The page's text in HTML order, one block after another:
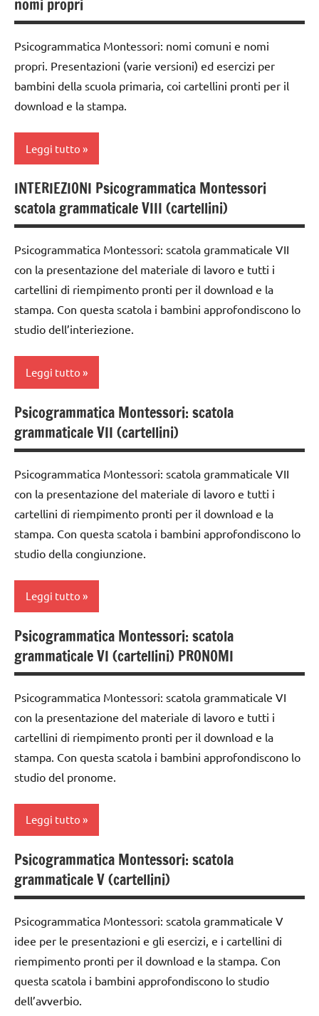
TUTTI GLI
ARGOMENTI
TUTTI GLI
ARTICOLI
1a
classe
materiali
dai
3 ai
6
dai
disegni
DOWNLOAD
GUIDA
DIDATTICA
MONTESSORI
italiano
lettura e
scrittura
Montessori
MONTESSORI
nomenclature
Montessori
psicogrammatica
Montessori
TUTTI GLI
ARGOMENTI
PER ETA'
TUTTI GLI
ARTICOLI
grammaticale
Montessori
classe
1a
classe
2a
3a
dai
anni
grammatica
GUIDA
DIDATTICA
MONTESSORI
italiano
materiale
nomenclature
Montessori
psicogrammatica
Montessori
TUTTI GLI
ARGOMENTI
PER ETA'
ARTICOLI
nomi propri
Psicogrammatica Montessori: nomi comuni e nomi
propri. Presentazioni (varie versioni) ed esercizi per
bambini della scuola primaria, coi cartellini pronti per il
download e la stampa.
Leggi tutto
analisi
grammaticale
Montessori
classe
1a
classe
2a
3a
anni
grammatica
GUIDA
DIDATTICA
MONTESSORI
LINGUAGGIO
MONTESSORI
materiale
didattico
Montessori
psicogrammatica
ARTICOLI
INTERIEZIONI Psicogrammatica Montessori
scatola grammaticale VIII (cartellini)
Psicogrammatica Montessori: scatola grammaticale VII
con la presentazione del materiale di lavoro e tutti i
cartellini di riempimento pronti per il download e la
stampa. Con questa scatola i bambini approfondiscono lo
studio dell’interiezione.
Leggi tutto
analisi
grammaticale
Montessori
classe
1a
classe
2a
3a
Montessori
dai
anni
DOWNLOAD
grammatica
GUIDA
DIDATTICA
MONTESSORI
LINGUAGGIO
MONTESSORI
materiale
nomenclature
Montessori
psicogrammatica
Psicogrammatica Montessori: scatola
grammaticale VII (cartellini)
Psicogrammatica Montessori: scatola grammaticale VII
con la presentazione del materiale di lavoro e tutti i
cartellini di riempimento pronti per il download e la
stampa. Con questa scatola i bambini approfondiscono lo
studio della congiunzione.
Leggi tutto
analisi
grammaticale
Montessori
classe
1a
classe
2a
3a
Montessori
dai
anni
DOWNLOAD
grammatica
GUIDA
Psicogrammatica Montessori: scatola
grammaticale VI (cartellini) PRONOMI
Psicogrammatica Montessori: scatola grammaticale VI
con la presentazione del materiale di lavoro e tutti i
cartellini di riempimento pronti per il download e la
stampa. Con questa scatola i bambini approfondiscono lo
studio del pronome.
Leggi tutto
analisi
grammaticale
Montessori
classe
1a
classe
2a
Psicogrammatica Montessori: scatola
grammaticale V (cartellini)
Psicogrammatica Montessori: scatola grammaticale V
idee per le presentazioni e gli esercizi, e i cartellini di
riempimento pronti per il download e la stampa. Con
questa scatola i bambini approfondiscono lo studio
dell’avverbio.